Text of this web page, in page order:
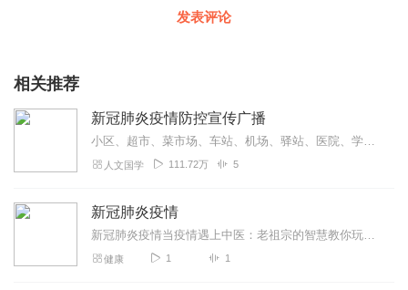
发表评论
相关推荐
新冠肺炎疫情防控宣传广播
小区、超市、菜市场、车站、机场、驿站、医院、学校、企业、工厂、园区是人员密集地方，我们应加强新冠疫情防控的宣传广播，提高人们自我防护的意识，配合好国家的防控要求...
人文国学 111.72万 5
新冠肺炎疫情
新冠肺炎疫情当疫情遇上中医：老祖宗的智慧教你玩转"防疫吃鸡游戏"如今这疫情就像打不死的小强，时不时就要出来刷个存在感。各位看官先别忙着"躺平"，咱们中医界的老祖...
健康 1 1